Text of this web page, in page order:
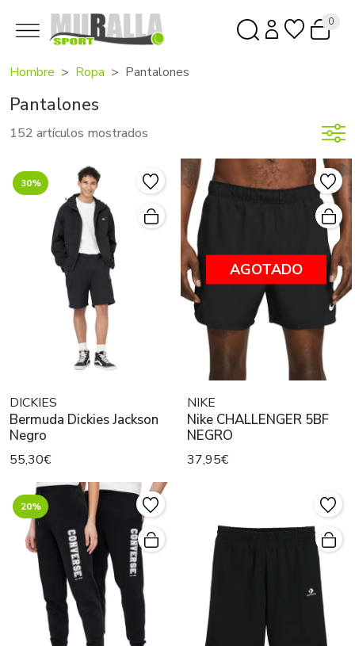
0
Hombre Ropa Pantalones
Pantalones
152 artículos mostrados
30%
DICKIES
Bermuda Dickies Jackson
Negro
55,30€
AGOTADO
NIKE
Nike CHALLENGER 5BF
NEGRO
37,95€
20%